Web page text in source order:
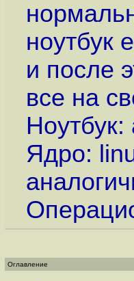
ноутбук
и после
все на
Ноутбук:
Ядро:
Оглавление